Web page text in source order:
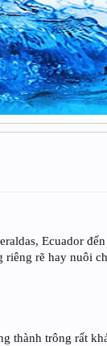
Ecuador
rẽ hay nuôi
thành trông rất